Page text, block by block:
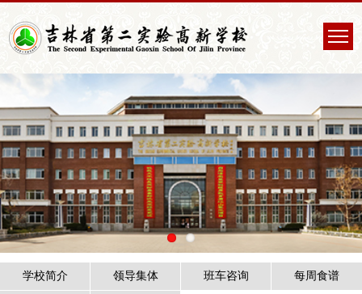
学校简介 领导集体 班车咨询 每周食谱